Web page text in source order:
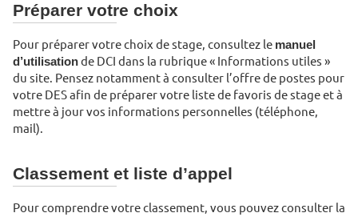
Préparer votre choix
Pour préparer votre choix de stage, consultez le manuel
d’utilisationde DCI dans la rubrique « Informations utiles »
du site. Pensez notamment à consulter l’offre de postes pour
votre DES afin de préparer votre liste de favoris de stage et à
mettre à jour vos informations personnelles (téléphone,
mail).
Classement et liste d’appel
Pour comprendre votre classement, vous pouvez consulter la